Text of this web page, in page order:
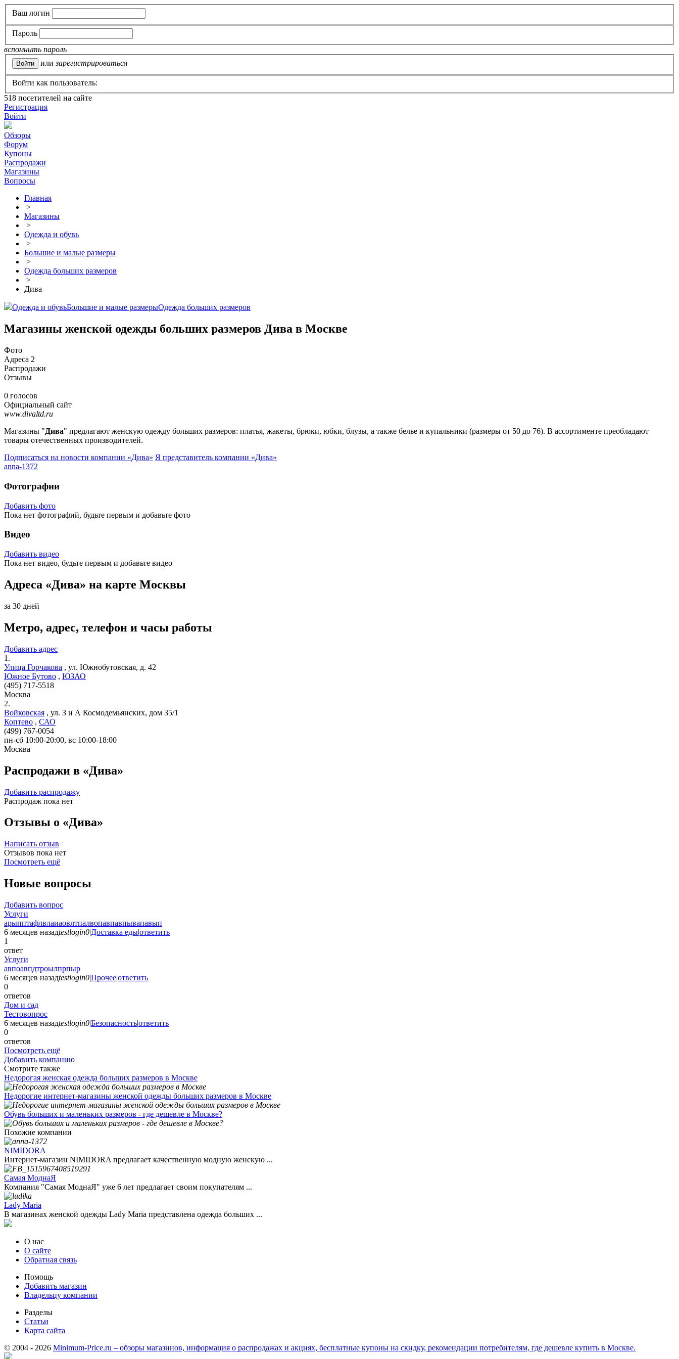
Ваш логин
Пароль
вспомнить пароль
или зарегистрироваться
Войти как пользователь:
518 посетителей на сайте
Регистрация
Войти
Обзоры
Форум
Купоны
Распродажи
Магазины
Вопросы
Главная
>
Магазины
>
Одежда и обувь
>
Большие и малые размеры
>
Одежда больших размеров
>
Дива
Одежда и обувьБольшие и малые размерыОдежда больших размеров
Магазины женской одежды больших размеров Дива в Москве
Фото
Адреса 2
Распродажи
Отзывы
0 голосов
Официальный сайт
www.divaltd.ru
Магазины "Дива" предлагают женскую одежду больших размеров: платья, жакеты, брюки, юбки, блузы, а также белье и купальники (размеры от 50 до 76). В ассортименте преобладают
товары отечественных производителей.
Подписаться на новости компании «Дива» Я представитель компании «Дива»
anna-1372
Фотографии
Добавить фото
Пока нет фотографий, будьте первым и добавьте фото
Видео
Добавить видео
Пока нет видео, будьте первым и добавьте видео
Адреса «Дива» на карте Москвы
за 30 дней
Метро, адрес, телефон и часы работы
Добавить адрес
1.
Улица Горчакова , ул. Южнобутовская, д. 42
Южное Бутово , ЮЗАО
(495) 717-5518
Москва
2.
Войковская , ул. З и А Космодемьянских, дом 35/1
Коптево , САО
(499) 767-0054
пн-сб 10:00-20:00, вс 10:00-18:00
Москва
Распродажи в «Дива»
Добавить распродажу
Распродаж пока нет
Отзывы о «Дива»
Написать отзыв
Отзывов пока нет
Посмотреть ещё
Новые вопросы
Добавить вопрос
Услуги
арыпптафлвлаиаовлтпалвопавпавпывапавып
6 месяцев назадtestlogin0|Доставка еды|ответить
1
ответ
Услуги
авпоавпдтроылпрпыр
6 месяцев назадtestlogin0|Прочее|ответить
0
ответов
Дом и сад
Тестовопрос
6 месяцев назадtestlogin0|Безопасность|ответить
0
ответов
Посмотреть ещё
Добавить компанию
Смотрите также
Недорогая женская одежда больших размеров в Москве
Недорогие интернет-магазины женской одежды больших размеров в Москве
Обувь больших и маленьких размеров - где дешевле в Москве?
Похожие компании
NIMIDORA
Интернет-магазин NIMIDORA предлагает качественную модную женскую ...
Самая МоднаЯ
Компания "Самая МоднаЯ" уже 6 лет предлагает своим покупателям ...
Lady Maria
В магазинах женской одежды Lady Maria представлена одежда больших ...
О нас
О сайте
Обратная связь
Помощь
Добавить магазин
Владельцу компании
Разделы
Статьи
Карта сайта
© 2004 - 2026 Minimum-Price.ru – обзоры магазинов, информация о распродажах и акциях, бесплатные купоны на скидку, рекомендации потребителям, где дешевле купить в Москве.